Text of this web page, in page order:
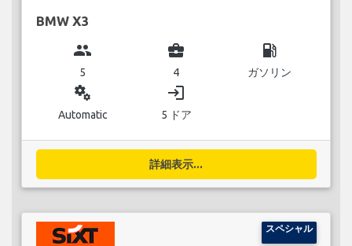
BMW X3
group
5
business_center
4
local_gas_station
ガソリン
miscellaneous_services
Automatic
login
5 ドア
詳細表示...
スペシャル